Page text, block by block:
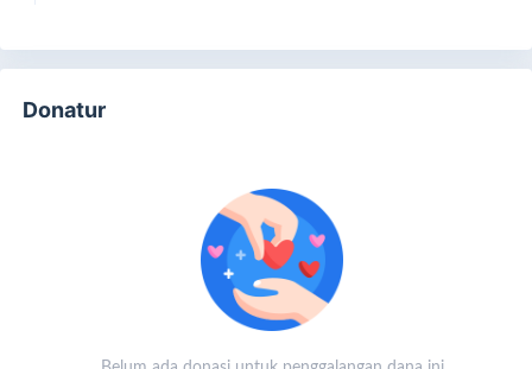
Donatur